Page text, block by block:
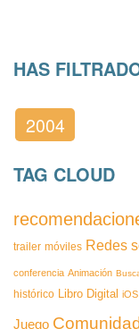
HAS
2004
TAG CLOUD
trailer móviles Redes
conferencia Animación
histórico Libro Digital iOS
Juego